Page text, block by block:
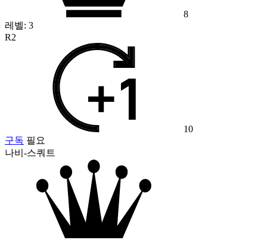
8
레벨: 3
R2
10
구독 필요
나비-스쿼트